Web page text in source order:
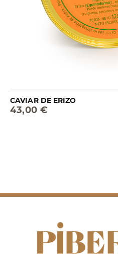
CAVIAR DE ERIZO
43,00 €